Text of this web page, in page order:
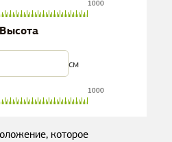
1000
Высота
см
1000
которое